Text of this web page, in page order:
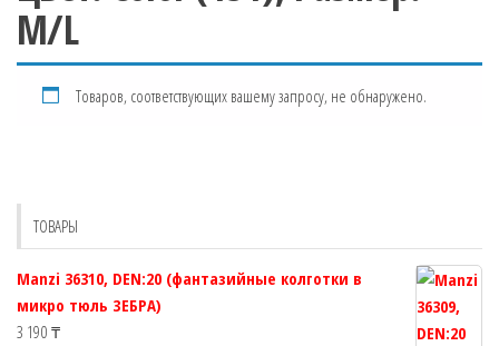
M/L
Товаров, соответствующих вашему запросу, не обнаружено.
ТОВАРЫ
Manzi 36310, DEN:20 (фантазийные колготки в
микро тюль ЗЕБРА)
3 190 ₸